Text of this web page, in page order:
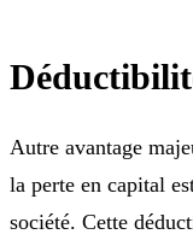
Autre avantage
la perte en capital
société. Cette